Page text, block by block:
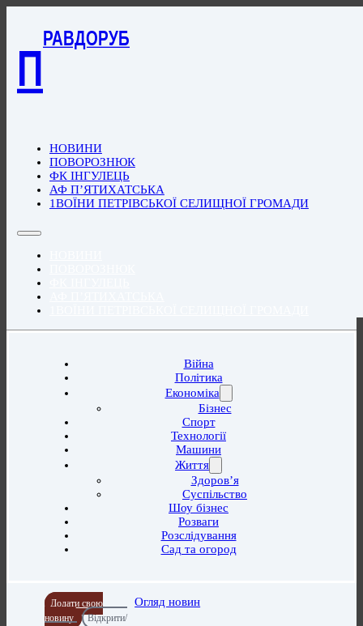
П
РАВДОРУБ
НОВИНИ
ПОВОРОЗНЮК
ФК ІНГУЛЕЦЬ
АФ П’ЯТИХАТСЬКА
1ВОЇНИ ПЕТРІВСЬКОЇ СЕЛИЩНОЇ ГРОМАДИ
Війна
Політика
Економіка
Бізнес
Спорт
Технології
Машини
Життя
Здоров’я
Суспільство
Шоу бізнес
Розваги
Розслідування
Сад та огород
Додати свою
новину
Відкрити/
Огляд новин